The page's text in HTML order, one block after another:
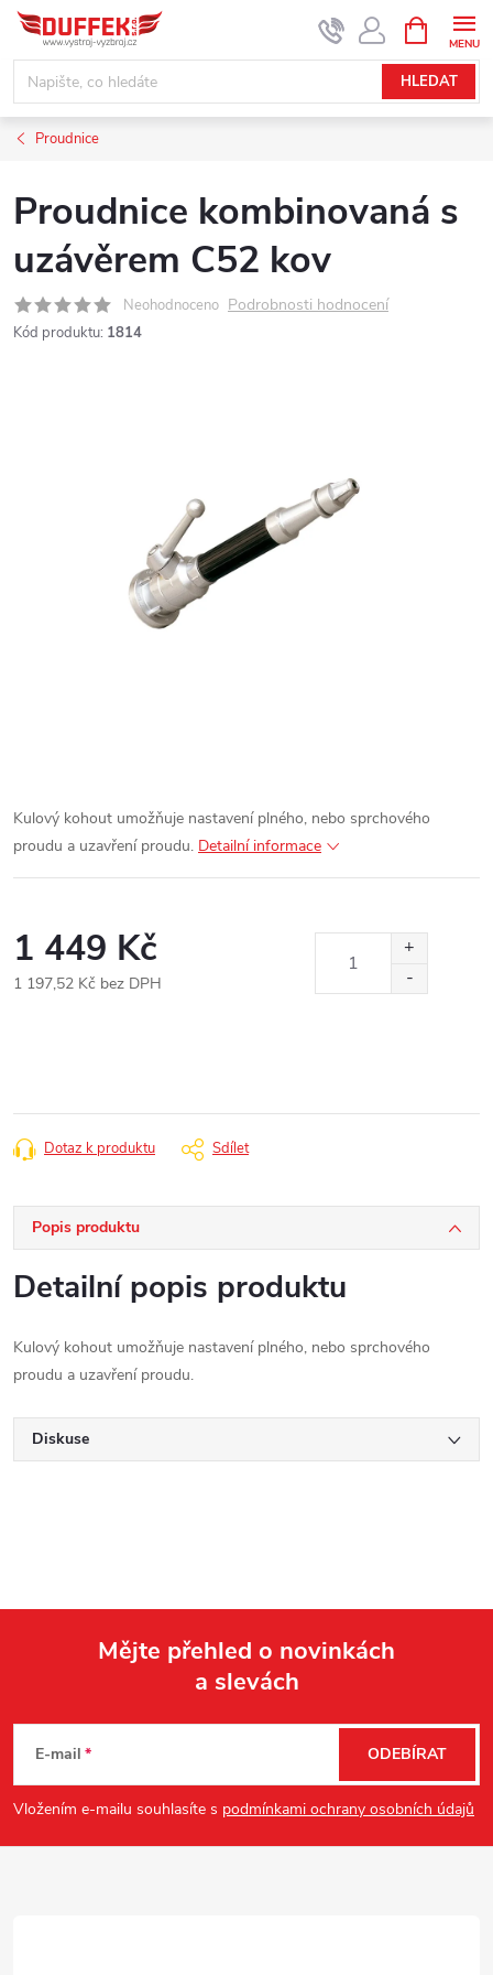
Přejít
obsah
HLEDAT
NÁKUPNÍ
KOŠÍK
Proudnice
Proudnice kombinovaná s
uzávěrem C52 kov
Neohodnoceno Podrobnosti hodnocení
Kód produktu: 1814
Kulový kohout umožňuje nastavení plného, nebo sprchového
proudu a uzavření proudu. Detailní informace
1 449 Kč
1 197,52 Kč bez DPH
Dotaz k produktu Sdílet
Popis produktu
Detailní popis produktu
Kulový kohout umožňuje nastavení plného, nebo sprchového
proudu a uzavření proudu.
Diskuse
p
a
Mějte přehled o novinkách
a slevách
E-mail
Vložením e-mailu souhlasíte s podmínkami ochrany osobních údajů
ODEBÍRAT